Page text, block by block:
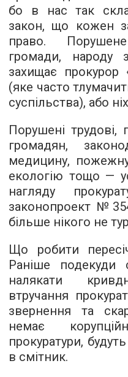
бо в нас так
закон, що кожен
право.
громади, народу
захищає прокурор
(яке часто
суспільства), або
Порушені трудові,
громадян,
медицину,
екологію тощо —
нагляду
законопроект
більше нікого не
Що робити
Раніше подекуди
налякати
втручання
звернення та
немає
прокуратури,
в смітник.